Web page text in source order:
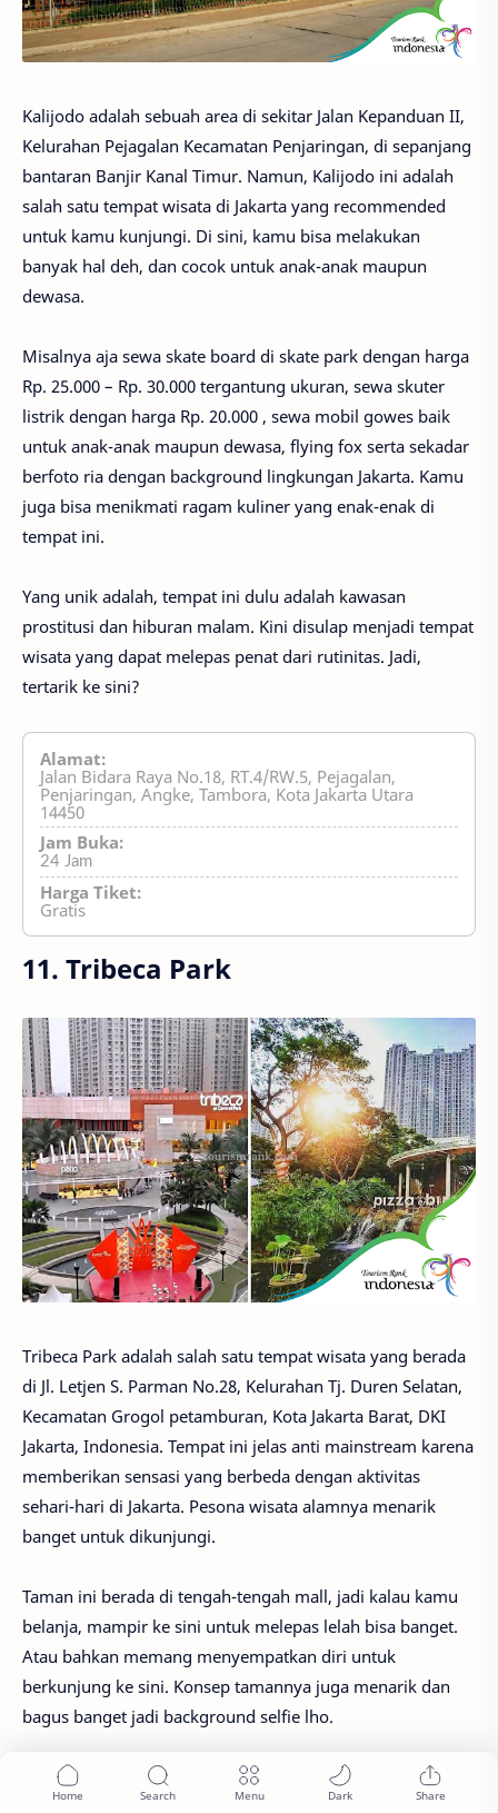
Kalijodo adalah sebuah area di sekitar Jalan Kepanduan II,
Kelurahan Pejagalan Kecamatan Penjaringan, di sepanjang
bantaran Banjir Kanal Timur. Namun, Kalijodo ini adalah
salah satu tempat wisata di Jakarta yang recommended
untuk kamu kunjungi. Di sini, kamu bisa melakukan
banyak hal deh, dan cocok untuk anak-anak maupun
dewasa.
Misalnya aja sewa skate board di skate park dengan harga
Rp. 25.000 – Rp. 30.000 tergantung ukuran, sewa skuter
listrik dengan harga Rp. 20.000 , sewa mobil gowes baik
untuk anak-anak maupun dewasa, flying fox serta sekadar
berfoto ria dengan background lingkungan Jakarta. Kamu
juga bisa menikmati ragam kuliner yang enak-enak di
tempat ini.
Yang unik adalah, tempat ini dulu adalah kawasan
prostitusi dan hiburan malam. Kini disulap menjadi tempat
wisata yang dapat melepas penat dari rutinitas. Jadi,
tertarik ke sini?
Alamat:
Jalan Bidara Raya No.18, RT.4/RW.5, Pejagalan,
Penjaringan, Angke, Tambora, Kota Jakarta Utara
14450
Jam Buka:
24 Jam
Harga Tiket:
Gratis
11. Tribeca Park
Tribeca Park adalah salah satu tempat wisata yang berada
di Jl. Letjen S. Parman No.28, Kelurahan Tj. Duren Selatan,
Kecamatan Grogol petamburan, Kota Jakarta Barat, DKI
Jakarta, Indonesia. Tempat ini jelas anti mainstream karena
memberikan sensasi yang berbeda dengan aktivitas
sehari-hari di Jakarta. Pesona wisata alamnya menarik
banget untuk dikunjungi.
Taman ini berada di tengah-tengah mall, jadi kalau kamu
belanja, mampir ke sini untuk melepas lelah bisa banget.
Atau bahkan memang menyempatkan diri untuk
berkunjung ke sini. Konsep tamannya juga menarik dan
bagus banget jadi background selfie lho.
Tentunya, masuk ke tempat ini gratis kok. Dan menariknya
lagi, nggak hanya ramai oleh wisatawan lokal, wisatawan